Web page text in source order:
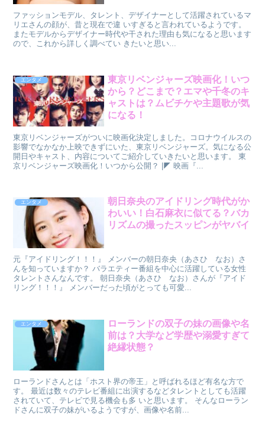
ファッションモデル、タレント、デザイナーとして活躍されているマ
リエさんの顔が、昔と現在で違 いすぎると言われているようです。
またモデルからデザイナー時代や干された理由も気になると思います
ので、これから詳しく調べてい きたいと思い...
エンタメ
東京リベンジャーズ映画化！いつ
から？どこまで？エマや千冬のキ
ャストは？ムビチケや主題歌が気
になる！
東京リベンジャーズがついに映画化決定しました。コロナウイルスの
影響でなかなか上映できずにいた、東京リベンジャーズ。気になる公
開日やキャスト、内容についてご紹介していきたいと思います。 東
京リベンジャーズ映画化！いつから公開？ |◤ 映画『...
エンタメ
朝日奈央のアイドリング時代がか
わいい！白石麻衣に似てる？バカ
リズムの撮ったスッピンがヤバイ
元『アイドリング！！！』 メンバーの朝日奈央（あさひ なお）さ
んを知っていますか？ バラエティー番組を中心に活躍している女性
タレントさんなんです。 朝日奈央（あさひ なお）さんが『アイド
リング！！！』 メンバーだった頃がとっても可愛...
エンタメ
ローランドの双子の妹の画像や名
前は？大学など学歴や溺愛すぎて
絶縁状態？
ローランドさんとは「ホスト界の帝王」と呼ばれるほど有名な方で
す。 最近は数々のテレビ番組に出演するなどタレントとしても活躍
されていて、テレビで見る機会も多 いと思います。 そんなローラン
ドさんに双子の妹がいるようですが、画像や名前...